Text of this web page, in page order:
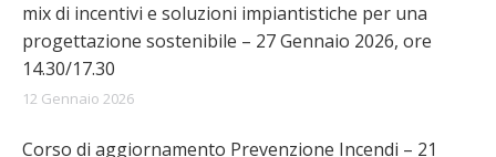
mix di incentivi e soluzioni impiantistiche per una
progettazione sostenibile – 27 Gennaio 2026, ore
14.30/17.30
12 Gennaio 2026
Corso di aggiornamento Prevenzione Incendi – 21